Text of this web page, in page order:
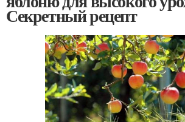
Секретный рецепт